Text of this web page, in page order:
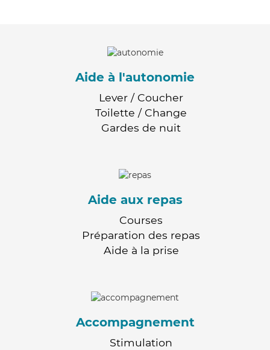
Aide à l'autonomie
Lever / Coucher
Toilette / Change
Gardes de nuit
Aide aux repas
Courses
Préparation des repas
Aide à la prise
Accompagnement
Stimulation